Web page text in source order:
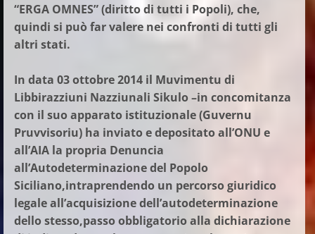
“ERGA OMNES” (diritto di tutti i Popoli), che,
quindi si può far valere nei confronti di tutti gli
altri stati.
In data 03 ottobre 2014 il Muvimentu di
Libbirazziuni Nazziunali Sikulo –in concomitanza
con il suo apparato istituzionale (Guvernu
Pruvvisoriu) ha inviato e depositato all’ONU e
all’AIA la propria Denuncia
all’Autodeterminazione del Popolo
Siciliano,intraprendendo un percorso giuridico
legale all’acquisizione dell’autodeterminazione
dello stesso,passo obbligatorio alla dichiarazione